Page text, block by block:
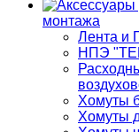
монтажа
Лента и
НПЭ
Хомуты
Хомуты